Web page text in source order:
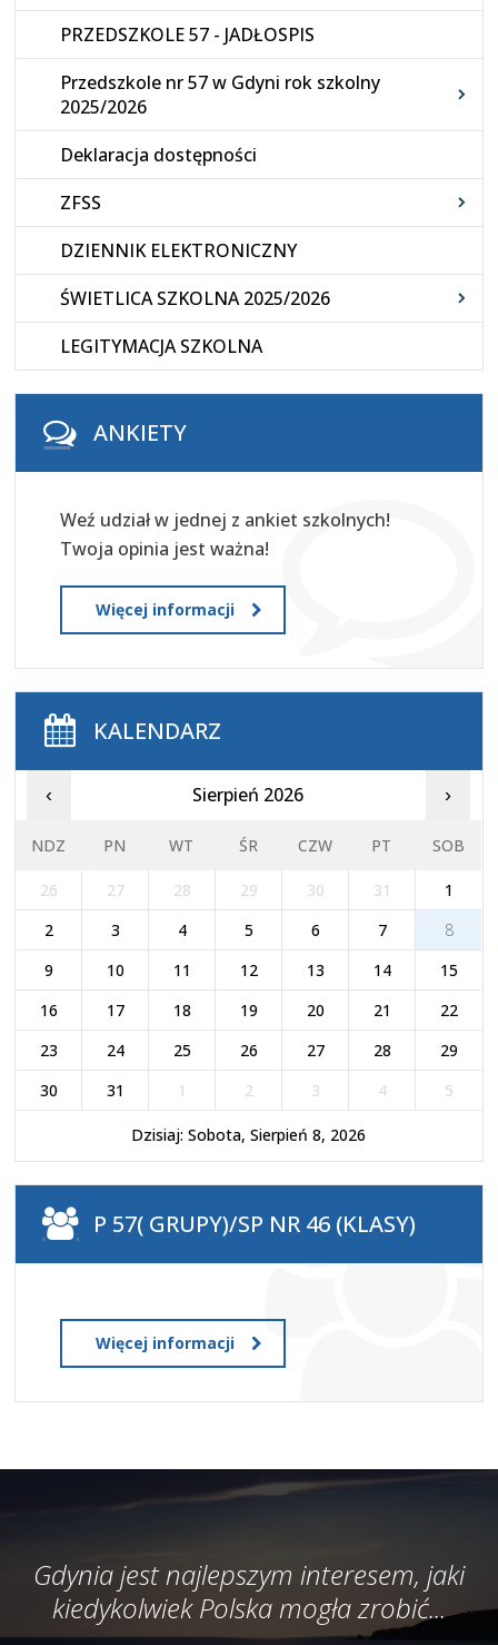
PRZEDSZKOLE 57 - JADŁOSPIS
Przedszkole nr 57 w Gdyni rok szkolny
2025/2026
Deklaracja dostępności
ZFSS
DZIENNIK ELEKTRONICZNY
ŚWIETLICA SZKOLNA 2025/2026
LEGITYMACJA SZKOLNA
ANKIETY
Weź udział w jednej z ankiet szkolnych!
Twoja opinia jest ważna!
Więcej informacji
KALENDARZ
‹ Sierpień 2026 ›
NDZ PN WT ŚR CZW PT SOB
26 27 28 29 30 31
1
2
3 4 5 6 7
8
9
10 11 12 13 14
15
16
17 18 19 20 21
22
23
24 25 26 27 28
29
30
31 1 2 3 4 5
Dzisiaj: Sobota, Sierpień 8, 2026
P 57( GRUPY)/SP NR 46 (KLASY)
Więcej informacji
Gdynia jest najlepszym interesem, jaki
kiedykolwiek Polska mogła zrobić...